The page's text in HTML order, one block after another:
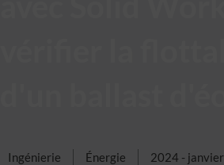
Ingénierie Énergie 2024 - janvier